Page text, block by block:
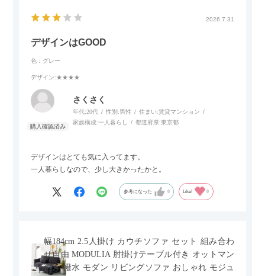
2026.7.31
デザインはGOOD
色：グレー
デザイン:★★★★
さくさく
年代:20代 性別:男性 住まい:賃貸マンション
家族構成:一人暮らし 都道府県:東京都
デザインはとても気に入ってます。
一人暮らしなので、少し大きかったかと。
参考になった 0 Like! 0
幅184cm 2.5人掛け カウチソファ セット 組み合わ
せ自由 MODULIA 肘掛けテーブル付き オットマン
付き 撥水 モダン リビングソファ おしゃれ モジュ